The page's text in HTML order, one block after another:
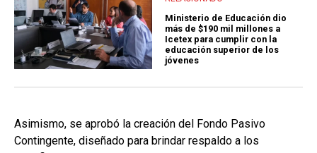
Ministerio de Educación dio
más de $190 mil millones a
Icetex para cumplir con la
educación superior de los
jóvenes
Asimismo, se aprobó la creación del Fondo Pasivo
Contingente, diseñado para brindar respaldo a los